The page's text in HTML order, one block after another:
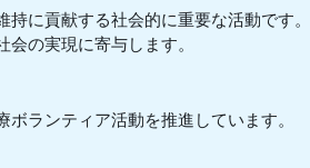
に貢献する社会的に重要な活動です。
の実現に寄与します。
ランティア活動を推進しています。